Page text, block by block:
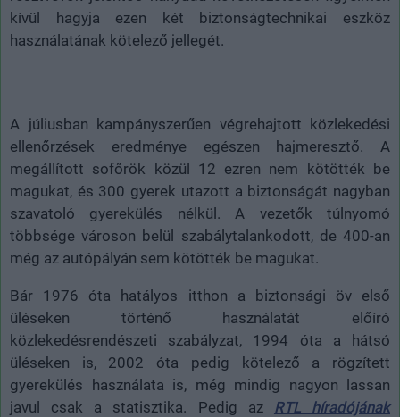
kívül hagyja ezen két biztonságtechnikai eszköz
használatának kötelező jellegét.
A júliusban kampányszerűen végrehajtott közlekedési
ellenőrzések eredménye egészen hajmeresztő. A
megállított sofőrök közül 12 ezren nem kötötték be
magukat, és 300 gyerek utazott a biztonságát nagyban
szavatoló gyerekülés nélkül. A vezetők túlnyomó
többsége városon belül szabálytalankodott, de 400-an
még az autópályán sem kötötték be magukat.
Bár 1976 óta hatályos itthon a biztonsági öv első
üléseken történő használatát előíró
közlekedésrendészeti szabályzat, 1994 óta a hátsó
üléseken is, 2002 óta pedig kötelező a rögzített
gyerekülés használata is, még mindig nagyon lassan
javul csak a statisztika. Pedig az RTL híradójának